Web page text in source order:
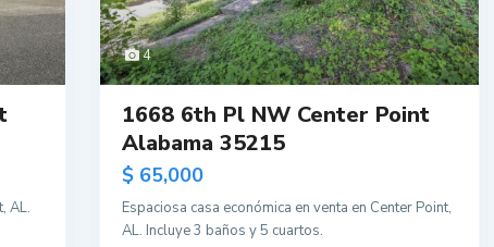
AL.
4
1668 6th Pl NW Center Point
Alabama 35215
$ 65,000
Espaciosa casa económica en venta en Center Point,
AL. Incluye 3 baños y 5 cuartos.